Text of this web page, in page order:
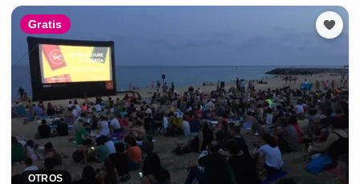
Gratis
OTROS